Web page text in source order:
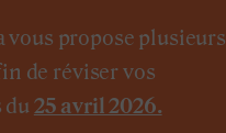
vous propose plusieurs
de réviser vos
du 25 avril 2026.